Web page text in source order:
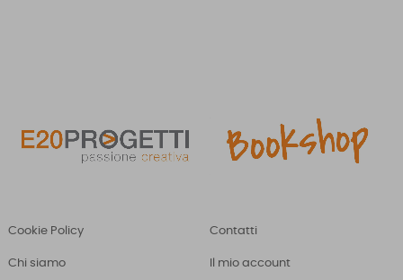
Cookie Policy
Chi siamo
Contatti
Il mio account